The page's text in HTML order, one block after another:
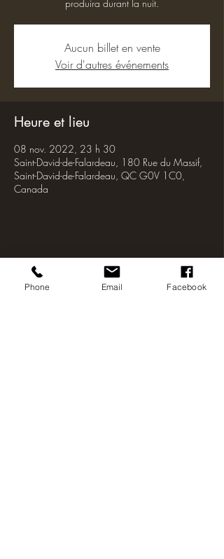
produira durant la nuit.
Aucun billet en vente
Voir d'autres événements
Heure et lieu
08 nov. 2022, 23 h 30
Saint-David-de-Falardeau, 180 Rue du Massif,
Saint-David-de-Falardeau, QC G0V 1C0,
Canada
Partager cet événement
Phone Email Facebook